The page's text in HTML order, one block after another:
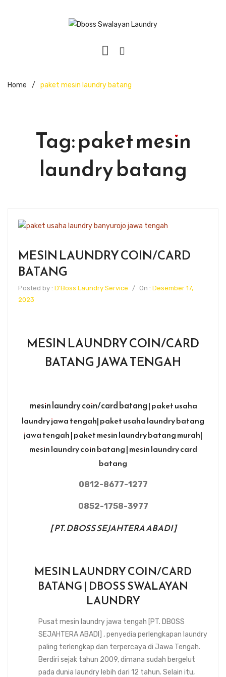
Home / paket mesin laundry batang
Tag:paket mesin
laundry batang
MESIN LAUNDRY COIN/CARD
BATANG
Posted by : D'Boss Laundry Service / On : Desember 17,
2023
MESIN LAUNDRY COIN/CARD
BATANG JAWA TENGAH
mesin laundry coin/card batang| paket usaha
laundry jawa tengah| paket usaha laundry batang
jawa tengah | paket mesin laundry batang murah|
mesin laundry coin batang | mesin laundry card
batang
0812-8677-1277
0852-1758-3977
[ PT. DBOSS SEJAHTERA ABADI ]
MESIN LAUNDRY COIN/CARD
BATANG | DBOSS SWALAYAN
LAUNDRY
Pusat mesin laundry jawa tengah [PT. DBOSS
SEJAHTERA ABADI] , penyedia perlengkapan laundry
paling terlengkap dan terpercaya di Jawa Tengah.
Berdiri sejak tahun 2009, dimana sudah bergelut
pada dunia laundry lebih dari 12 tahun. Selain itu,